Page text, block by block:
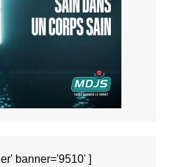
banner='9510' ]